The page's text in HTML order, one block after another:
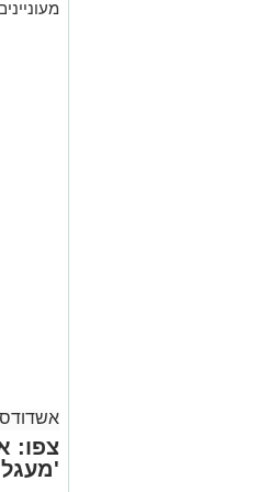
אשדודס
צפו: